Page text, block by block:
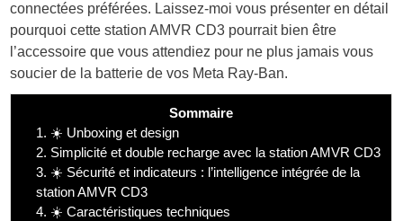
connectées préférées. Laissez-moi vous présenter en détail
pourquoi cette station AMVR CD3 pourrait bien être
l’accessoire que vous attendiez pour ne plus jamais vous
soucier de la batterie de vos Meta Ray-Ban.
Sommaire
1. ☀️ Unboxing et design
2. Simplicité et double recharge avec la station AMVR CD3
3. ☀️ Sécurité et indicateurs : l’intelligence intégrée de la
station AMVR CD3
4. ☀️ Caractéristiques techniques